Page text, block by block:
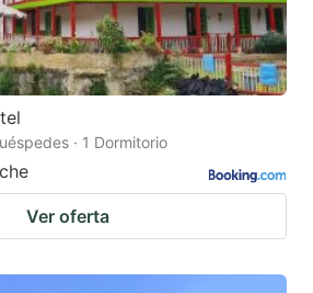
· 1 Dormitorio
Ver oferta